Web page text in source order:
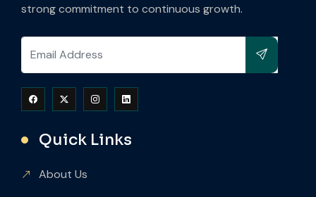
strong commitment to continuous growth.
Quick Links
About Us